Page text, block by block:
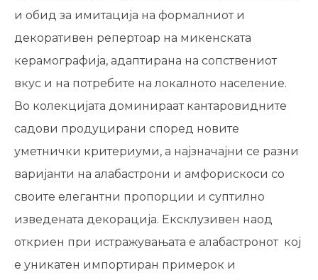
и обид за имитација на формалниот и
декоративен репертоар на микенската
керамографија, адаптирана на сопствениот
вкус и на потребите на локалното население.
Во колекцијата доминираат кантаровидните
садови продуцирани според новите
уметнички критериуми, а најзначајни се разни
варијанти на алабастрони и амфорискоси со
своите елегантни пропорции и суптилно
изведената декорација. Ексклузивен наод
откриен при истражувањата е алабастронот кој
е уникатен импортиран примерок и